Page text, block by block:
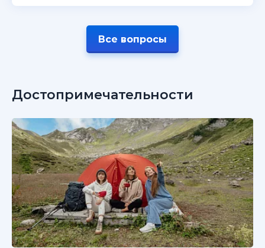
Все вопросы
Достопримечательности